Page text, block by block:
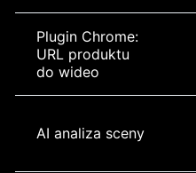
Plugin Chrome:
URL produktu
do wideo
AI analiza sceny